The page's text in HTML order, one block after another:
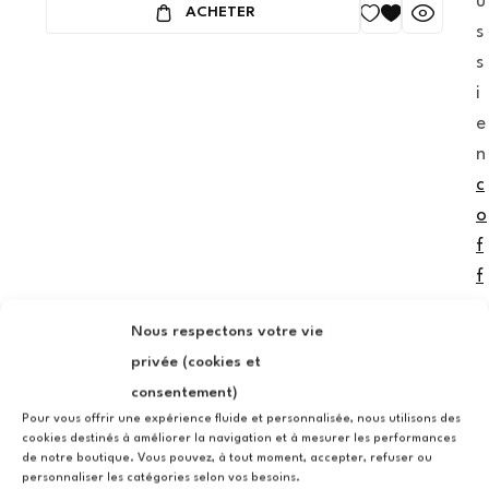
Nous respectons votre vie
privée (cookies et
consentement)
Pour vous offrir une expérience fluide et personnalisée, nous utilisons des
cookies destinés à améliorer la navigation et à mesurer les performances
de notre boutique. Vous pouvez, à tout moment, accepter, refuser ou
personnaliser les catégories selon vos besoins.
ACHETER
s
s
i
e
n
c
o
f
f